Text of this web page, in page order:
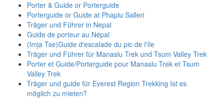
Porter & Guide or Porterguide
Porterguide or Guide at Phaplu Salleri
Träger und Führer in Nepal
Guide de porteur au Népal
(Imja Tse)Guide d'escalade du pic de l'île
Träger und Führer für Manaslu Trek und Tsum Valley Trek
Porter et Guide/Porterguide pour Manaslu Trek et Tsum
Valley Trek
Träger und guide für Everest Region Trekking Ist es
möglich zu mieten?